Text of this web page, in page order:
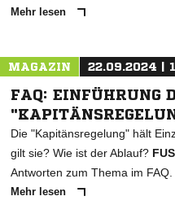
Mehr lesen
MAGAZIN 22.09.2024 |
FAQ: EINFÜHRUNG
Die "Kapitänsregelung" hält
gilt sie? Wie ist der Ablauf?
Antworten zum Thema im FAQ.
Mehr lesen